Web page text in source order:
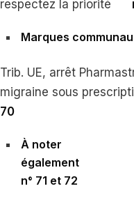
respectez la priorité
Marques
Trib. UE, arrêt
migraine sous
70
À noter
également
n° 71 et 72